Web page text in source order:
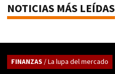
NOTICIAS MÁS LEÍDAS
FINANZAS / La lupa del mercado